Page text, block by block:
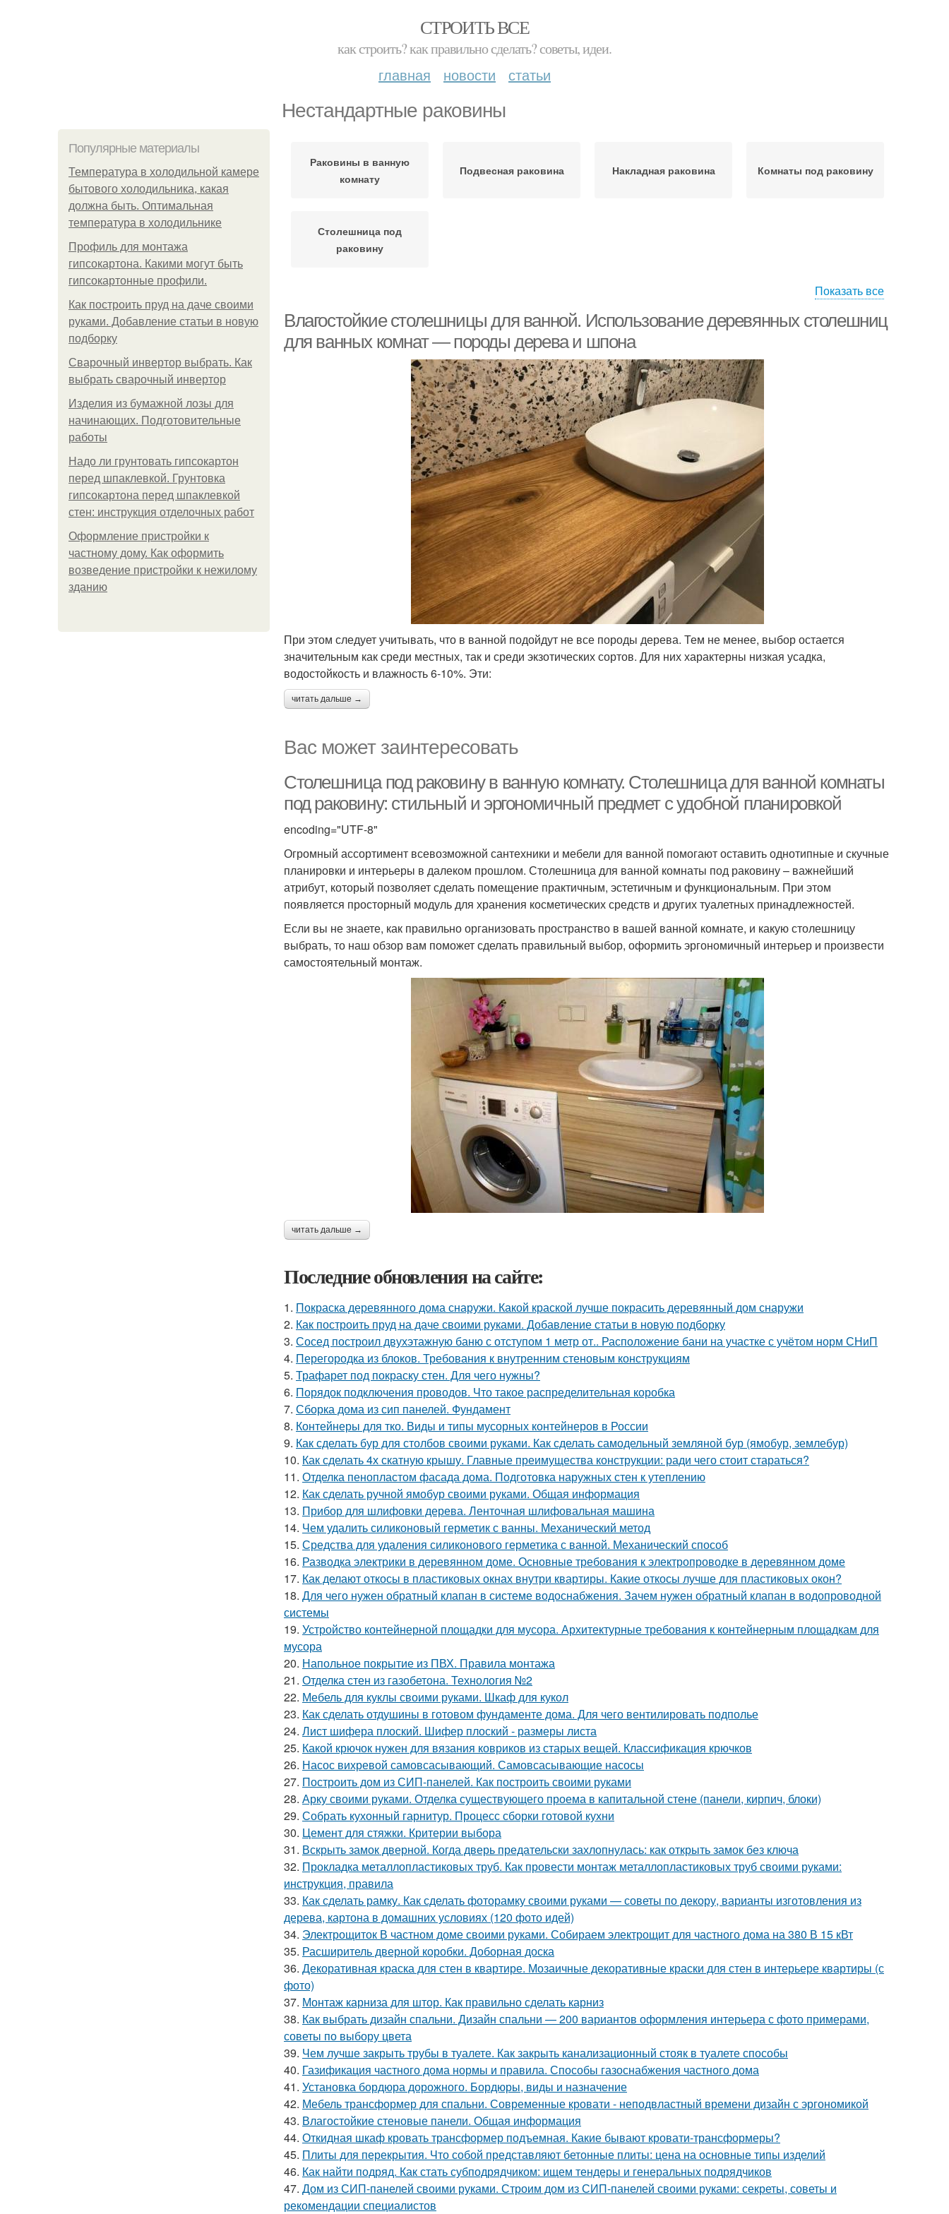
СТРОИТЬ ВСЕ
как строить? как правильно сделать? советы, идеи.
главная новости статьи
Нестандартные раковины
Популярные материалы
Температура в холодильной камере
бытового холодильника, какая
должна быть. Оптимальная
температура в холодильнике
Профиль для монтажа
гипсокартона. Какими могут быть
гипсокартонные профили.
Как построить пруд на даче своими
руками. Добавление статьи в новую
подборку
Сварочный инвертор выбрать. Как
выбрать сварочный инвертор
Изделия из бумажной лозы для
начинающих. Подготовительные
работы
Надо ли грунтовать гипсокартон
перед шпаклевкой. Грунтовка
гипсокартона перед шпаклевкой
стен: инструкция отделочных работ
Оформление пристройки к
частному дому. Как оформить
возведение пристройки к нежилому
зданию
Раковины в ванную
комнату
Подвесная раковина Накладная раковина Комнаты под раковину
Столешница под
раковину
Показать все
Влагостойкие столешницы для ванной. Использование деревянных столешниц
для ванных комнат — породы дерева и шпона
При этом следует учитывать, что в ванной подойдут не все породы дерева. Тем не менее, выбор остается
значительным как среди местных, так и среди экзотических сортов. Для них характерны низкая усадка,
водостойкость и влажность 6-10%. Эти:
читать дальше →
Вас может заинтересовать
Столешница под раковину в ванную комнату. Столешница для ванной комнаты
под раковину: стильный и эргономичный предмет с удобной планировкой
encoding="UTF-8"
Огромный ассортимент всевозможной сантехники и мебели для ванной помогают оставить однотипные и скучные
планировки и интерьеры в далеком прошлом. Столешница для ванной комнаты под раковину – важнейший
атрибут, который позволяет сделать помещение практичным, эстетичным и функциональным. При этом
появляется просторный модуль для хранения косметических средств и других туалетных принадлежностей.
Если вы не знаете, как правильно организовать пространство в вашей ванной комнате, и какую столешницу
выбрать, то наш обзор вам поможет сделать правильный выбор, оформить эргономичный интерьер и произвести
самостоятельный монтаж.
читать дальше →
Последние обновления на сайте:
1. Покраска деревянного дома снаружи. Какой краской лучше покрасить деревянный дом снаружи
2. Как построить пруд на даче своими руками. Добавление статьи в новую подборку
3. Сосед построил двухэтажную баню с отступом 1 метр от.. Расположение бани на участке с учётом норм СНиП
4. Перегородка из блоков. Требования к внутренним стеновым конструкциям
5. Трафарет под покраску стен. Для чего нужны?
6. Порядок подключения проводов. Что такое распределительная коробка
7. Сборка дома из сип панелей. Фундамент
8. Контейнеры для тко. Виды и типы мусорных контейнеров в России
9. Как сделать бур для столбов своими руками. Как сделать самодельный земляной бур (ямобур, землебур)
10. Как сделать 4х скатную крышу. Главные преимущества конструкции: ради чего стоит стараться?
11. Отделка пенопластом фасада дома. Подготовка наружных стен к утеплению
12. Как сделать ручной ямобур своими руками. Общая информация
13. Прибор для шлифовки дерева. Ленточная шлифовальная машина
14. Чем удалить силиконовый герметик с ванны. Механический метод
15. Средства для удаления силиконового герметика с ванной. Механический способ
16. Разводка электрики в деревянном доме. Основные требования к электропроводке в деревянном доме
17. Как делают откосы в пластиковых окнах внутри квартиры. Какие откосы лучше для пластиковых окон?
18. Для чего нужен обратный клапан в системе водоснабжения. Зачем нужен обратный клапан в водопроводной
системы
19. Устройство контейнерной площадки для мусора. Архитектурные требования к контейнерным площадкам для
мусора
20. Напольное покрытие из ПВХ. Правила монтажа
21. Отделка стен из газобетона. Технология №2
22. Мебель для куклы своими руками. Шкаф для кукол
23. Как сделать отдушины в готовом фундаменте дома. Для чего вентилировать подполье
24. Лист шифера плоский. Шифер плоский - размеры листа
25. Какой крючок нужен для вязания ковриков из старых вещей. Классификация крючков
26. Насос вихревой самовсасывающий. Самовсасывающие насосы
27. Построить дом из СИП-панелей. Как построить своими руками
28. Арку своими руками. Отделка существующего проема в капитальной стене (панели, кирпич, блоки)
29. Собрать кухонный гарнитур. Процесс сборки готовой кухни
30. Цемент для стяжки. Критерии выбора
31. Вскрыть замок дверной. Когда дверь предательски захлопнулась: как открыть замок без ключа
32. Прокладка металлопластиковых труб. Как провести монтаж металлопластиковых труб своими руками:
инструкция, правила
33. Как сделать рамку. Как сделать фоторамку своими руками — советы по декору, варианты изготовления из
дерева, картона в домашних условиях (120 фото идей)
34. Электрощиток В частном доме своими руками. Собираем электрощит для частного дома на 380 В 15 кВт
35. Расширитель дверной коробки. Доборная доска
36. Декоративная краска для стен в квартире. Мозаичные декоративные краски для стен в интерьере квартиры (с
фото)
37. Монтаж карниза для штор. Как правильно сделать карниз
38. Как выбрать дизайн спальни. Дизайн спальни — 200 вариантов оформления интерьера с фото примерами,
советы по выбору цвета
39. Чем лучше закрыть трубы в туалете. Как закрыть канализационный стояк в туалете способы
40. Газификация частного дома нормы и правила. Способы газоснабжения частного дома
41. Установка бордюра дорожного. Бордюры, виды и назначение
42. Мебель трансформер для спальни. Современные кровати - неподвластный времени дизайн с эргономикой
43. Влагостойкие стеновые панели. Общая информация
44. Откидная шкаф кровать трансформер подъемная. Какие бывают кровати-трансформеры?
45. Плиты для перекрытия. Что собой представляют бетонные плиты: цена на основные типы изделий
46. Как найти подряд. Как стать субподрядчиком: ищем тендеры и генеральных подрядчиков
47. Дом из СИП-панелей своими руками. Строим дом из СИП-панелей своими руками: секреты, советы и
рекомендации специалистов